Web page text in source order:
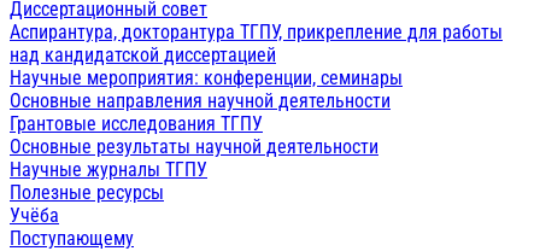
Диссертационный совет
Аспирантура, докторантура ТГПУ, прикрепление для работы
над кандидатской диссертацией
Научные мероприятия: конференции, семинары
Основные направления научной деятельности
Грантовые исследования ТГПУ
Основные результаты научной деятельности
Научные журналы ТГПУ
Полезные ресурсы
Учёба
Поступающему